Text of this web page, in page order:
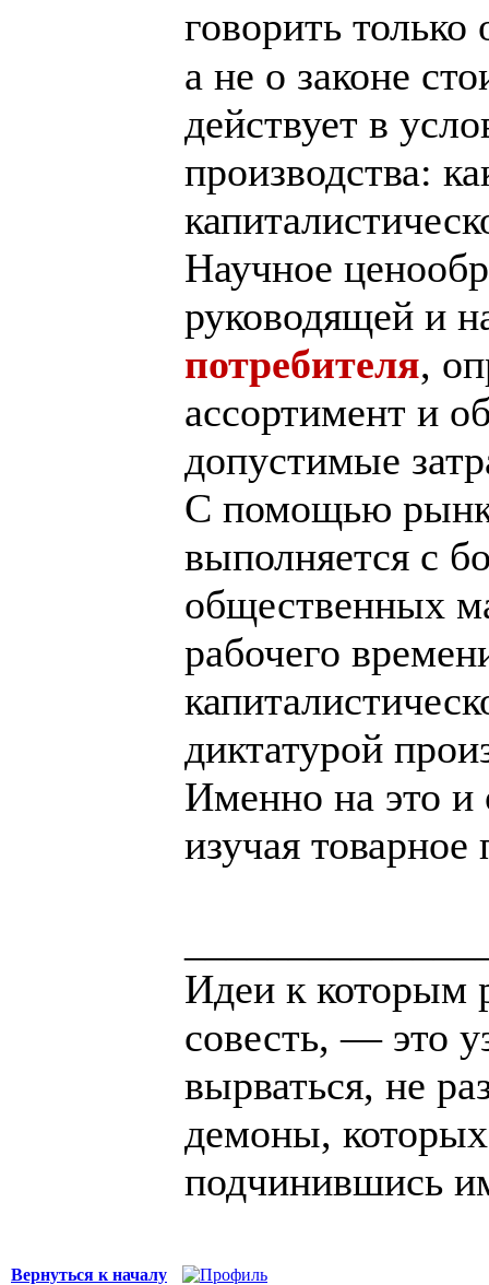
говорить только
а не о законе
действует в
производства:
Научное
руководящей и
потребителя,
ассортимент и
допустимые
С помощью
выполняется с
общественных
рабочего
диктатурой
Именно на это и
изучая товарное
Идеи к которым
совесть, — это
вырваться, не
демоны,
подчинившись
Вернуться к началу